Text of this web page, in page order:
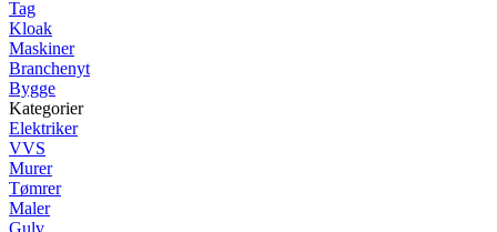
Tag
Kloak
Maskiner
Branchenyt
Bygge
Kategorier
Elektriker
VVS
Murer
Tømrer
Maler
Gulv